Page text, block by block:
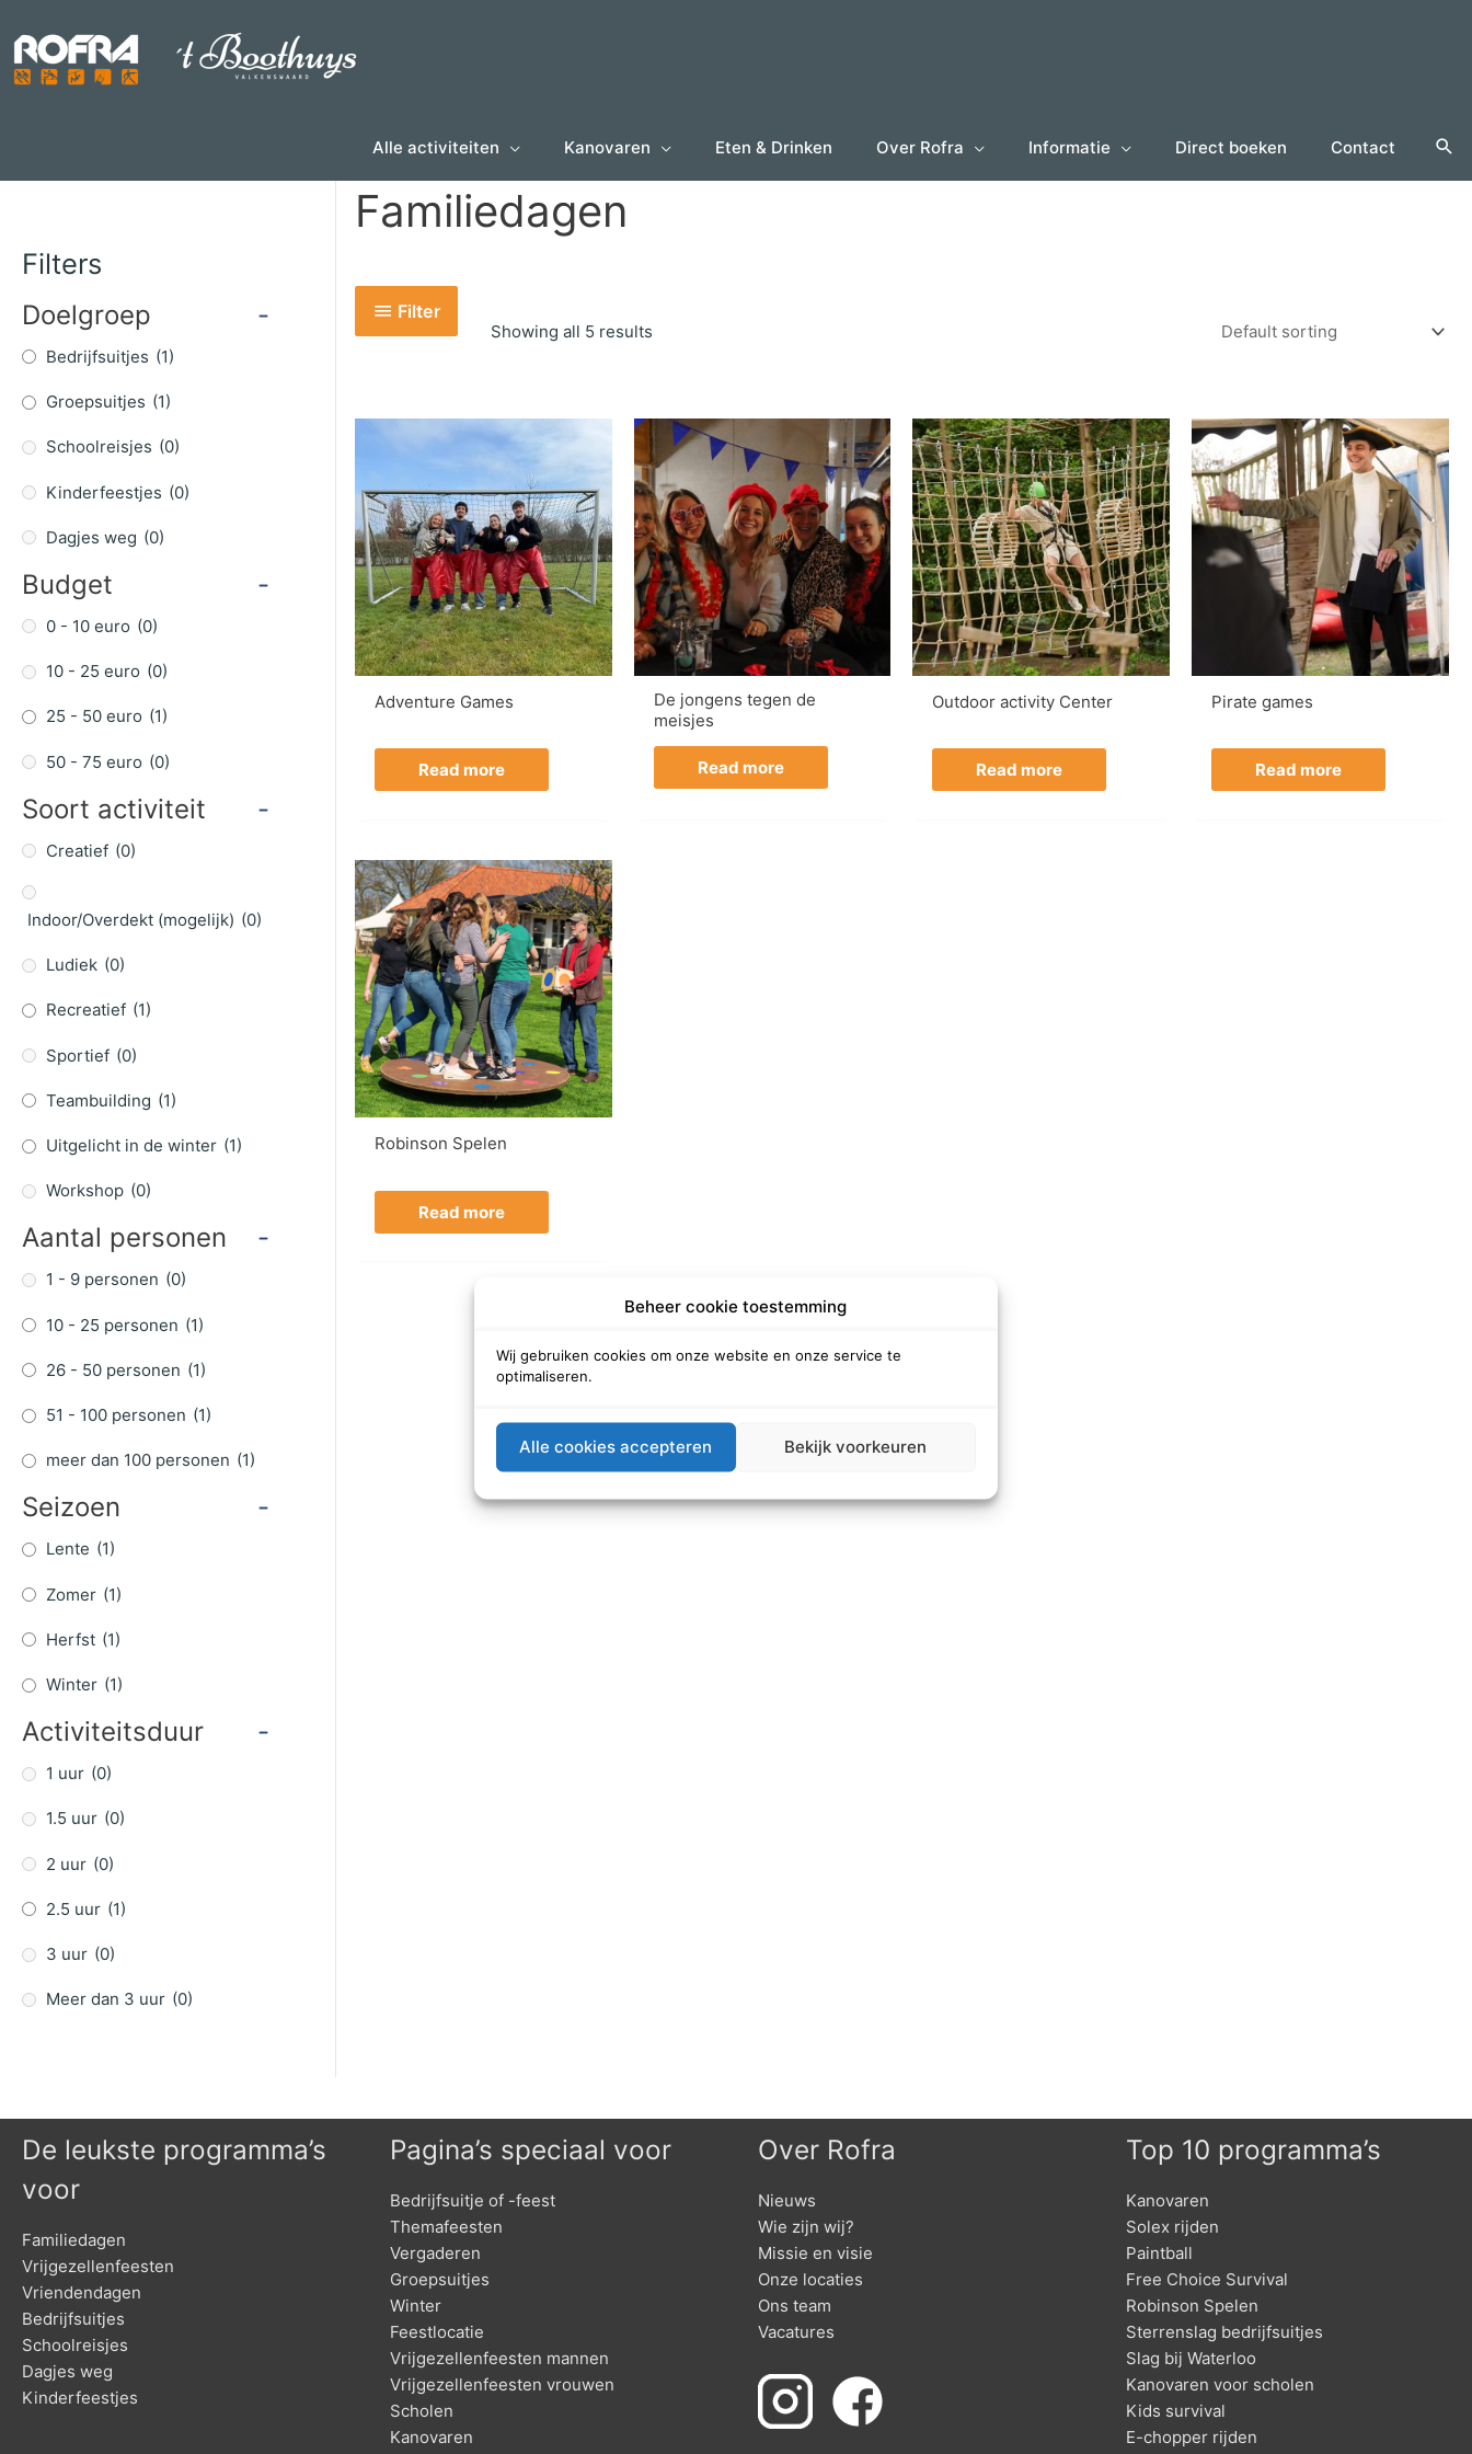
Beheer cookie toestemming
Wij gebruiken cookies om onze website en onze service te
optimaliseren.
Alle cookies accepteren Bekijk voorkeuren
content
Alle activiteiten Kanovaren Eten & Drinken Over Rofra Informatie Direct boeken Contact
Filters
Doelgroep -
Bedrijfsuitjes (1)
Groepsuitjes (1)
Schoolreisjes (0)
Kinderfeestjes (0)
Dagjes weg (0)
Budget -
0 - 10 euro (0)
10 - 25 euro (0)
25 - 50 euro (1)
50 - 75 euro (0)
Soort activiteit -
Creatief (0)
Indoor/Overdekt (mogelijk) (0)
Ludiek (0)
Recreatief (1)
Sportief (0)
Teambuilding (1)
Uitgelicht in de winter (1)
Workshop (0)
Aantal personen -
1 - 9 personen (0)
10 - 25 personen (1)
26 - 50 personen (1)
51 - 100 personen (1)
meer dan 100 personen (1)
Seizoen -
Lente (1)
Zomer (1)
Herfst (1)
Winter (1)
Activiteitsduur -
1 uur (0)
1.5 uur (0)
2 uur (0)
2.5 uur (1)
3 uur (0)
Meer dan 3 uur (0)
Familiedagen
Filter
Showing all 5 results
Adventure Games
Read more
De jongens tegen de
meisjes
Read more
Outdoor activity Center
Read more
Pirate games
Read more
Robinson Spelen
Read more
De leukste programma’s
voor
Familiedagen
Vrijgezellenfeesten
Vriendendagen
Bedrijfsuitjes
Schoolreisjes
Dagjes weg
Kinderfeestjes
Pagina’s speciaal voor
Bedrijfsuitje of -feest
Themafeesten
Vergaderen
Groepsuitjes
Winter
Feestlocatie
Vrijgezellenfeesten mannen
Vrijgezellenfeesten vrouwen
Scholen
Kanovaren
Over Rofra
Nieuws
Wie zijn wij?
Missie en visie
Onze locaties
Ons team
Vacatures
Top 10 programma’s
Kanovaren
Solex rijden
Paintball
Free Choice Survival
Robinson Spelen
Sterrenslag bedrijfsuitjes
Slag bij Waterloo
Kanovaren voor scholen
Kids survival
E-chopper rijden